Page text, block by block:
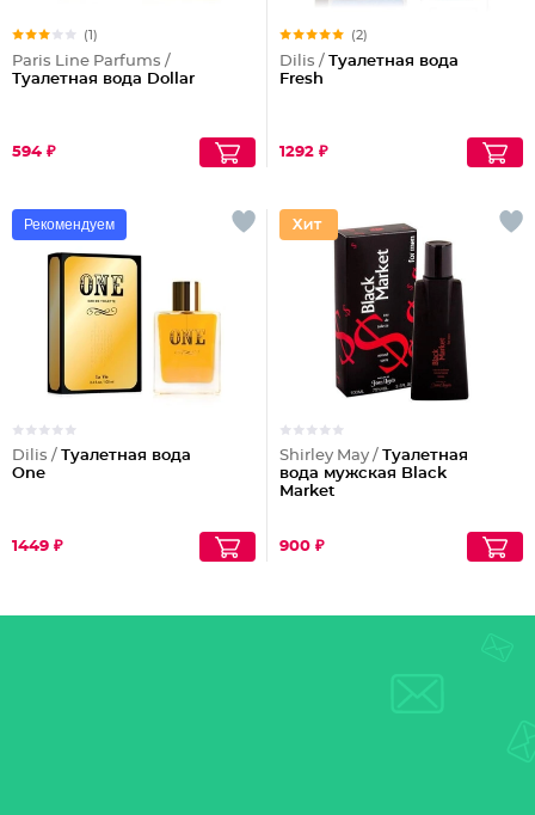
(1)
Paris Line Parfums /
Туалетная вода Dollar
594 ₽
(2)
Dilis / Туалетная вода
Fresh
1292 ₽
Рекомендуем
Dilis / Туалетная вода
One
1449 ₽
Shirley May / Туалетная
вода мужская Black
Market
900 ₽